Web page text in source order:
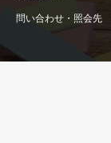
問い合わせ・照会先